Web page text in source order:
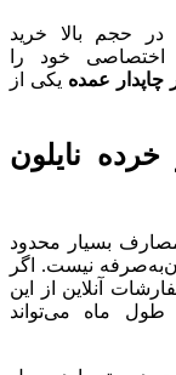
در حجم بالا خرید
اختصاصی خود را
چاپدار عمده یکی از
نایلون
بسیار محدود
نیست. اگر
آنلاین از این
ماه می‌تواند